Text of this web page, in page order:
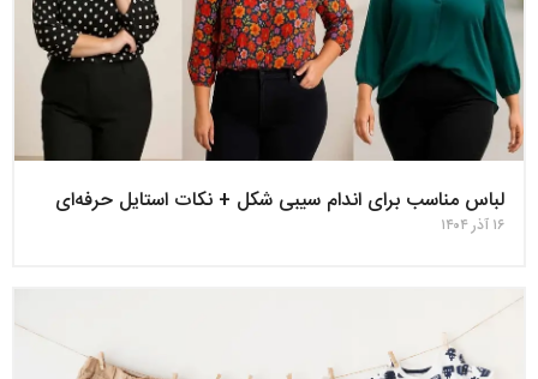
لباس مناسب برای اندام سیبی‌ شکل + نکات استایل حرفه‌ای
۱۶ آذر ۱۴۰۴